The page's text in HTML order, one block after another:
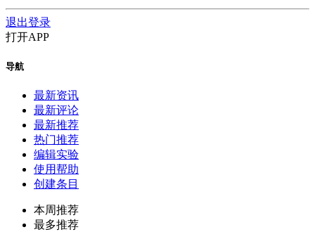
退出登录
打开APP
导航
最新资讯
最新评论
最新推荐
热门推荐
编辑实验
使用帮助
创建条目
本周推荐
最多推荐